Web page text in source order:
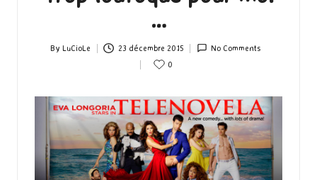
…
Posted
By LuCioLe 23 décembre 2015
No Comments
0